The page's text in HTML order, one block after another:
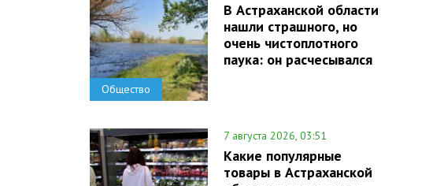
Общество
В Астраханской области
нашли страшного, но
очень чистоплотного
паука: он расчесывался
7 августа 2026, 03:51
Какие популярные
товары в Астраханской